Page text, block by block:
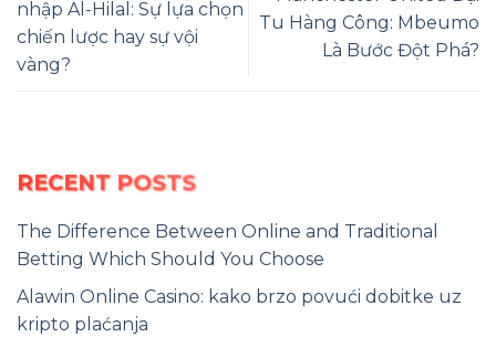
nhập Al-Hilal: Sự lựa chọn
chiến lược hay sự vội
vàng?
Tu Hàng Công: Mbeumo
Là Bước Đột Phá?
RECENT POSTS
The Difference Between Online and Traditional
Betting Which Should You Choose
Alawin Online Casino: kako brzo povući dobitke uz
kripto plaćanja